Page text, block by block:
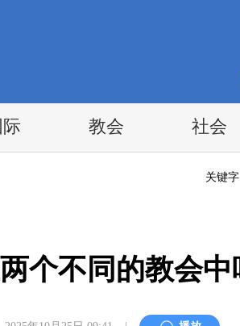
际 教会 社会
关键字
个不同的教会中